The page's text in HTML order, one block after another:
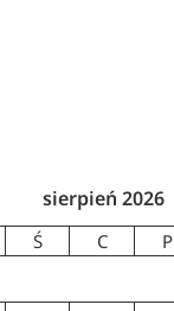
sierpień 2026
Ś C P